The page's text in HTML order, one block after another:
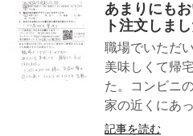
あまりにも
ト注文しま
職場でいただ
美味しくて帰
た。コンビニ
家の近くにあ
記事を読む